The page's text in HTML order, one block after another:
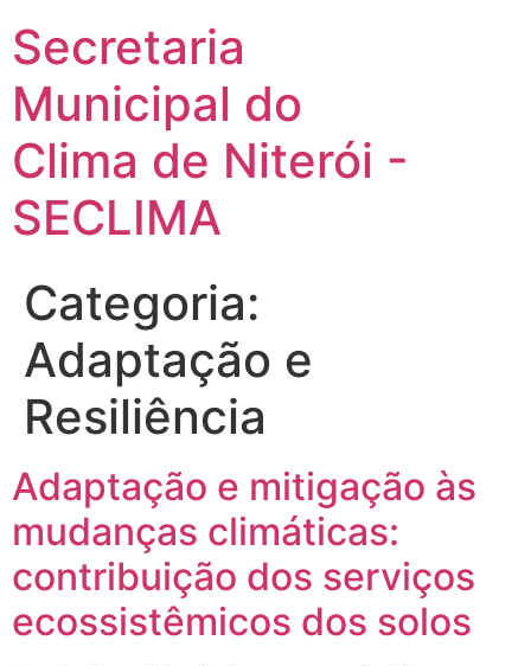
Secretaria
Municipal do
Clima de Niterói -
SECLIMA
Categoria:
Adaptação e
Resiliência
Adaptação e mitigação às
mudanças climáticas:
contribuição dos serviços
ecossistêmicos dos solos